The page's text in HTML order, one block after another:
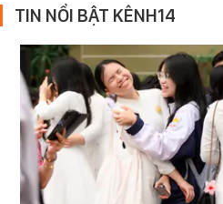
TIN NỔI BẬT KÊNH14